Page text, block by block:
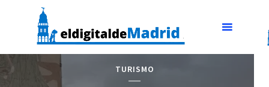
TURISMO